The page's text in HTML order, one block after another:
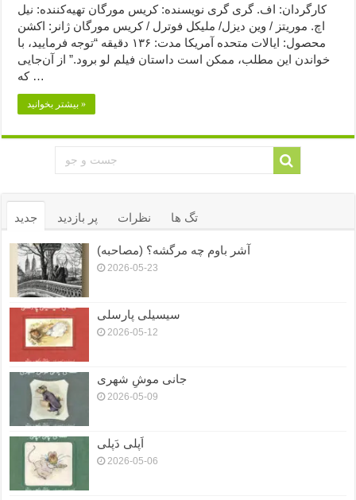
کارگردان: اف. گری گری نویسنده: کریس مورگان تهیه‌کننده: نیل
اچ. موریتز / وین دیزل/ ملیکل فوترل / کریس مورگان ژانر: اکشن
محصول: ایالات متحده آمریکا مدت: ۱۳۶ دقیقه “توجه فرمایید،‌ با
خواندن این مطلب، ممکن است داستان فیلم لو برود.” از آن‌جایی
که …
بیشتر بخوانید »
جدید پر بازدید نظرات تگ ها
آشر باوم چه مرگشه؟ (مصاحبه)
2026-05-23
سیسیلی پارسلی
2026-05-12
جانی موشِ شهری
2026-05-09
اَپلی دَپلی
2026-05-06